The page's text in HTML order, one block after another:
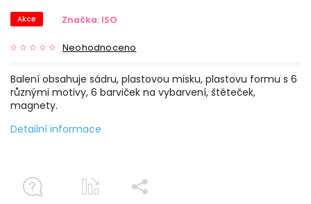
Akce
Neohodnoceno
Značka: ISO
Balení obsahuje sádru, plastovou misku, plastovu formu s 6
různými motivy, 6 barviček na vybarvení, štěteček,
magnety.
Detailní informace